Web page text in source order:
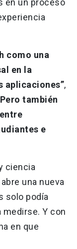
en un proceso
como una
en la
aplicaciones”,
también
e
ciencia
una nueva
solo podía
medirse. Y con
en que